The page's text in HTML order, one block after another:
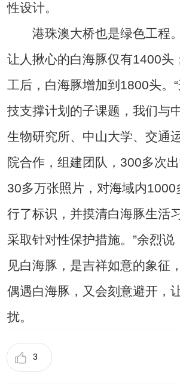
性设计。
港珠澳大桥也是绿色工程
让人揪心的白海豚仅有1400头
工后，白海豚增加到1800头。
技支撑计划的子课题，我们与
生物研究所、中山大学、交通
院合作，组建团队，300多次
30多万张照片，对海域内1000
行了标识，并摸清白海豚生活
采取针对性保护措施。”余烈说
见白海豚，是吉祥如意的象征
偶遇白海豚，又会刻意避开，
扰。
3